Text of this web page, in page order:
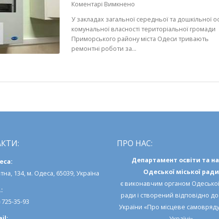
Коментарі Вимкнено
ремонтні
роботи
У закладах загальної середньої та дошкільної
комунальної власності територіальної громади
Приморського району міста Одеси тривають
ремонтні роботи за...
134, м. Одеса, 65039, Україна
725-35-93
ПРО НАС:
Департамент освіти та
Одеської міської ради
є виконавчим органом
ради і створений відповідно
України «Про місцеве